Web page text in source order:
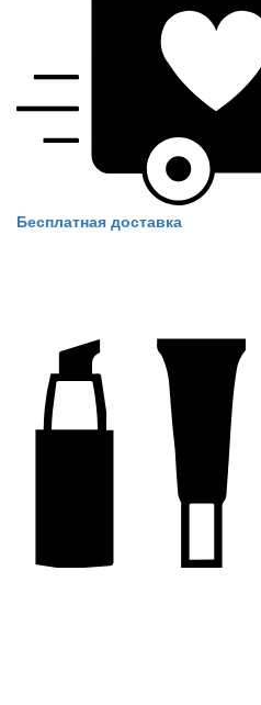
Бесплатная доставка